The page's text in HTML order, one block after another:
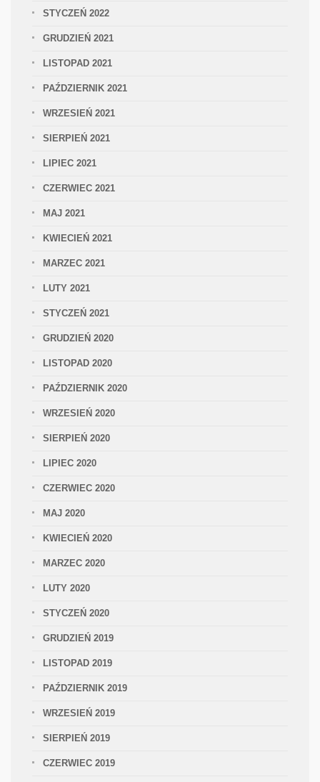
STYCZEŃ 2022
GRUDZIEŃ 2021
LISTOPAD 2021
PAŹDZIERNIK 2021
WRZESIEŃ 2021
SIERPIEŃ 2021
LIPIEC 2021
CZERWIEC 2021
MAJ 2021
KWIECIEŃ 2021
MARZEC 2021
LUTY 2021
STYCZEŃ 2021
GRUDZIEŃ 2020
LISTOPAD 2020
PAŹDZIERNIK 2020
WRZESIEŃ 2020
SIERPIEŃ 2020
LIPIEC 2020
CZERWIEC 2020
MAJ 2020
KWIECIEŃ 2020
MARZEC 2020
LUTY 2020
STYCZEŃ 2020
GRUDZIEŃ 2019
LISTOPAD 2019
PAŹDZIERNIK 2019
WRZESIEŃ 2019
SIERPIEŃ 2019
CZERWIEC 2019